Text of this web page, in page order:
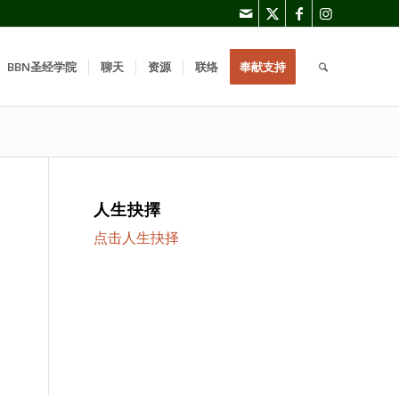
BBN圣经学院 聊天 资源 联络 奉献支持
人生抉擇
点击人生抉择